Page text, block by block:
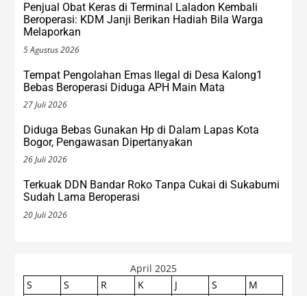
Penjual Obat Keras di Terminal Laladon Kembali
Beroperasi: KDM Janji Berikan Hadiah Bila Warga
Melaporkan
5 Agustus 2026
Tempat Pengolahan Emas Ilegal di Desa Kalong1
Bebas Beroperasi Diduga APH Main Mata
27 Juli 2026
Diduga Bebas Gunakan Hp di Dalam Lapas Kota
Bogor, Pengawasan Dipertanyakan
26 Juli 2026
Terkuak DDN Bandar Roko Tanpa Cukai di Sukabumi
Sudah Lama Beroperasi
20 Juli 2026
April 2025
S
S R K J S
M